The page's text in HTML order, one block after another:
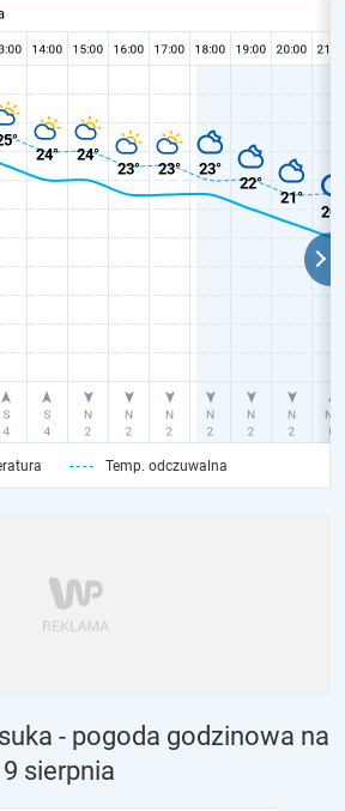
Temp. odczuwalna
- pogoda godzinowa na
sierpnia